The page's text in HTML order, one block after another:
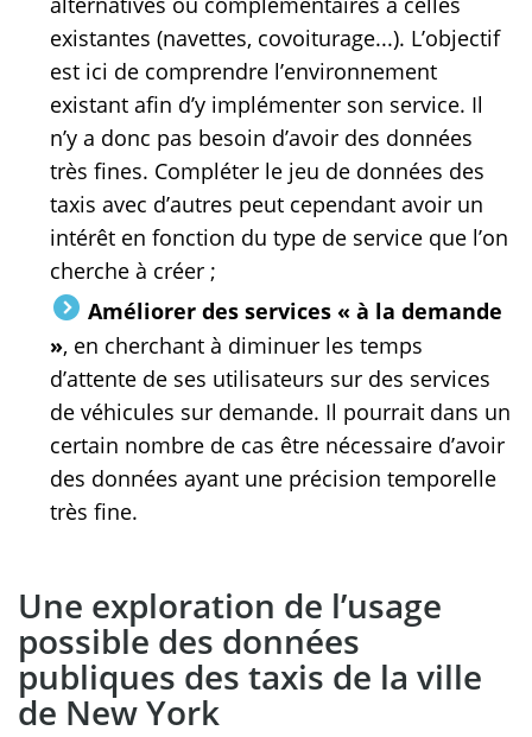
existantes (navettes, covoiturage...). L’objectif
est ici de comprendre l’environnement
existant afin d’y implémenter son service. Il
n’y a donc pas besoin d’avoir des données
très fines. Compléter le jeu de données des
taxis avec d’autres peut cependant avoir un
intérêt en fonction du type de service que l’on
cherche à créer ;
Améliorer des services « à la demande
», en cherchant à diminuer les temps
d’attente de ses utilisateurs sur des services
de véhicules sur demande. Il pourrait dans un
certain nombre de cas être nécessaire d’avoir
des données ayant une précision temporelle
très fine.
Une exploration de l’usage
possible des données
publiques des taxis de la ville
de New York